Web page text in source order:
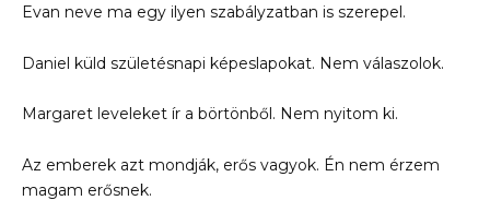
Evan neve ma egy ilyen szabályzatban is szerepel.
Daniel küld születésnapi képeslapokat. Nem válaszolok.
Margaret leveleket ír a börtönből. Nem nyitom ki.
Az emberek azt mondják, erős vagyok. Én nem érzem
magam erősnek.